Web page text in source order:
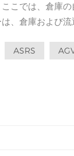
こでは、倉庫
、倉庫および
げ、それらが最
す。...
ASRS